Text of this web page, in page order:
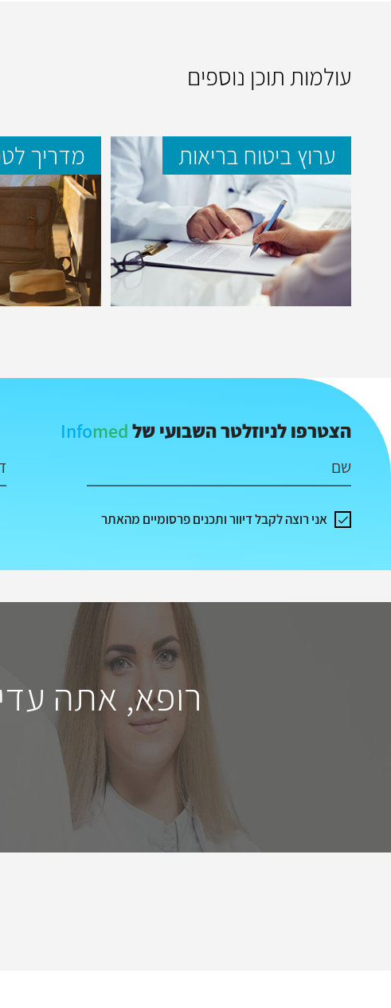
עולמות תוכן נוספים
ערוץ ביטוח בריאות מדריך
הצטרפו לניוזלטר השבועי של Infomed
שם
אני רוצה לקבל דיוור ותכנים פרסומיים מהאתר
רופא, אתה